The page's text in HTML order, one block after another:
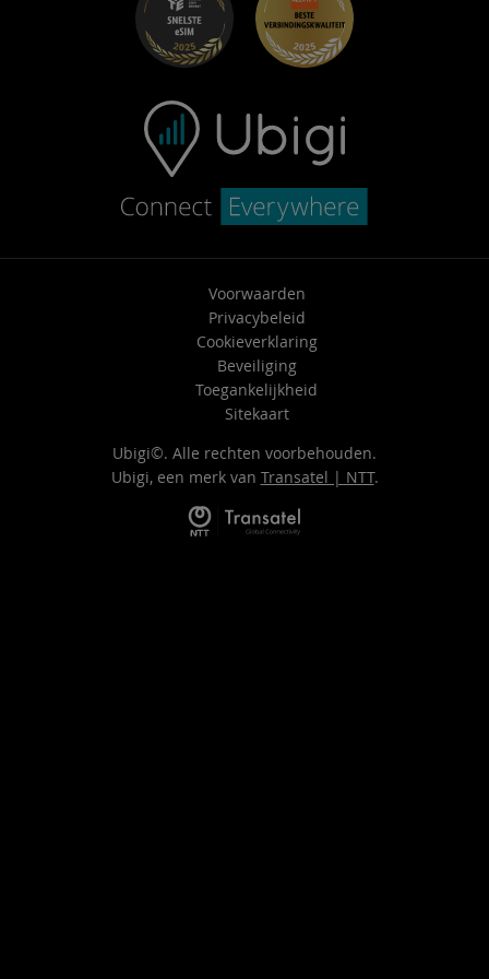
Neem contact op met ondersteuning
Voorwaarden
Privacybeleid
Cookieverklaring
Beveiliging
Toegankelijkheid
Sitekaart
Ubigi©. Alle rechten voorbehouden.
Ubigi, een merk van Transatel | NTT.